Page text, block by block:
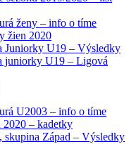
ženy – info o tíme
žien 2020
Juniorky U19 – Výsledky
juniorky U19 – Ligová
U2003 – info o tíme
– kadetky
skupina Západ – Výsledky